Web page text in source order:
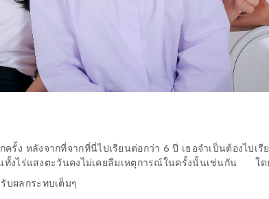
ครั้ง หลังจากที่จากที่นี่ไปเรียนต่อกว่า 6 ปี เธอจำเป็นต้องไปเ
งไร่แสงตะวันคงไม่เคยลืมเหตุการณ์ในครั้งนั้นเช่นกัน โด
บผลกระทบเต็มๆ